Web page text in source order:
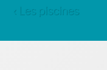
‹ Les piscines